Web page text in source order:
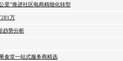
里”推进社区电商精细化转型
万
趋势分析
食堂一站式服务商精选